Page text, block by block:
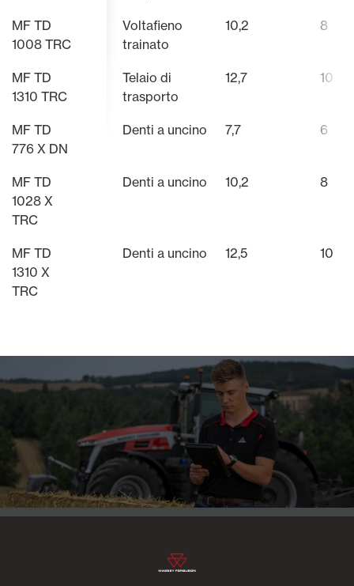
Voltafieno
trainato
10,2 8
Telaio di
trasporto
12,7 10
Denti a uncino 7,7 6
Denti a uncino 10,2 8
Denti a uncino 12,5 10
MF TD
1008 TRC
MF TD
1310 TRC
MF TD
776 X DN
MF TD
1028 X
TRC
MF TD
1310 X
TRC